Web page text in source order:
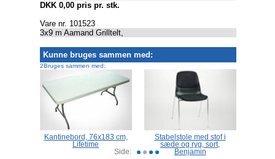
DKK 0,00 pris pr. stk.
Vare nr. 101523
3x9 m Aamand Grilltelt,
Kunne bruges sammen med:
2Bruges sammen med:
Kantinebord, 76x183 cm,
Lifetime
Stabelstole med stof i
sæde og ryg, sort,
Benjamin
Side: